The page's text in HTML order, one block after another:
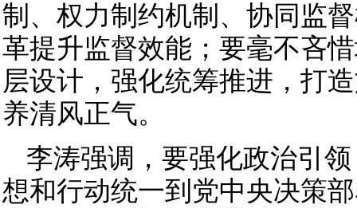
制、权力制约机制、协同监
革提升监督效能；要毫不吝
层设计，强化统筹推进，打
养清风正气。
李涛强调，要强化政治引
想和行动统一到党中央决策